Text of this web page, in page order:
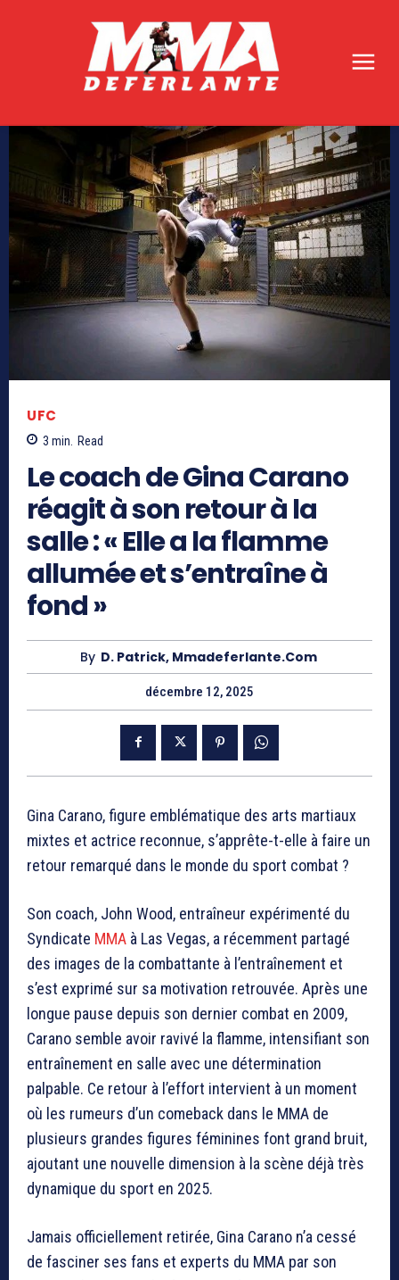
UFC
3 min. Read
Le coach de Gina Carano
réagit à son retour à la
salle : « Elle a la flamme
allumée et s’entraîne à
fond »
By D. Patrick, Mmadeferlante.com
décembre 12, 2025
Gina Carano, figure emblématique des arts martiaux
mixtes et actrice reconnue, s’apprête-t-elle à faire un
retour remarqué dans le monde du sport combat ?
Son coach, John Wood, entraîneur expérimenté du
Syndicate MMA à Las Vegas, a récemment partagé
des images de la combattante à l’entraînement et
s’est exprimé sur sa motivation retrouvée. Après une
longue pause depuis son dernier combat en 2009,
Carano semble avoir ravivé la flamme, intensifiant son
entraînement en salle avec une détermination
palpable. Ce retour à l’effort intervient à un moment
où les rumeurs d’un comeback dans le MMA de
plusieurs grandes figures féminines font grand bruit,
ajoutant une nouvelle dimension à la scène déjà très
dynamique du sport en 2025.
Jamais officiellement retirée, Gina Carano n’a cessé
de fasciner ses fans et experts du MMA par son